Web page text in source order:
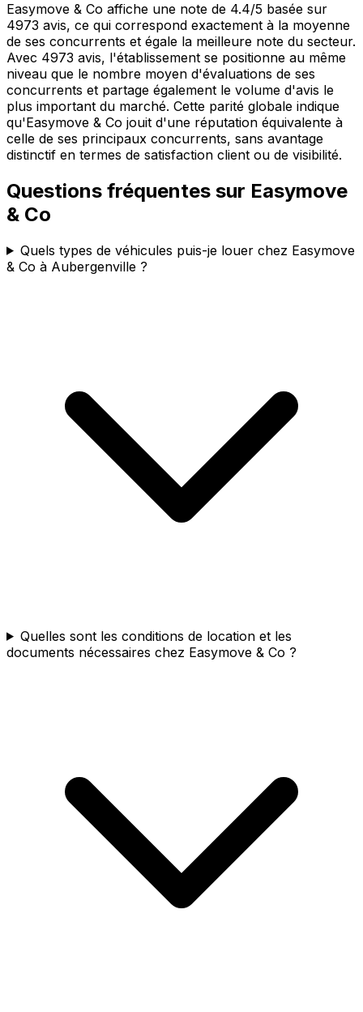
Easymove & Co affiche une note de 4.4/5 basée sur
4973 avis, ce qui correspond exactement à la moyenne
de ses concurrents et égale la meilleure note du secteur.
Avec 4973 avis, l'établissement se positionne au même
niveau que le nombre moyen d'évaluations de ses
concurrents et partage également le volume d'avis le
plus important du marché. Cette parité globale indique
qu'Easymove & Co jouit d'une réputation équivalente à
celle de ses principaux concurrents, sans avantage
distinctif en termes de satisfaction client ou de visibilité.
Questions fréquentes sur Easymove
& Co
Quels types de véhicules puis-je louer chez Easymove
& Co à Aubergenville ?
Quelles sont les conditions de location et les
documents nécessaires chez Easymove & Co ?